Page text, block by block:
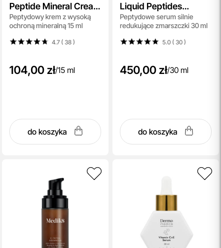
Peptide Mineral Cream
SPF 50
Peptydowy krem z wysoką
ochroną mineralną 15 ml
4.7 ( 38)
104,00 zł/15 ml
do koszyka
Liquid Peptides
Advanced MP
Peptydowe serum silnie
redukujące zmarszczki 30 ml
5.0 ( 30)
450,00 zł/30 ml
do koszyka